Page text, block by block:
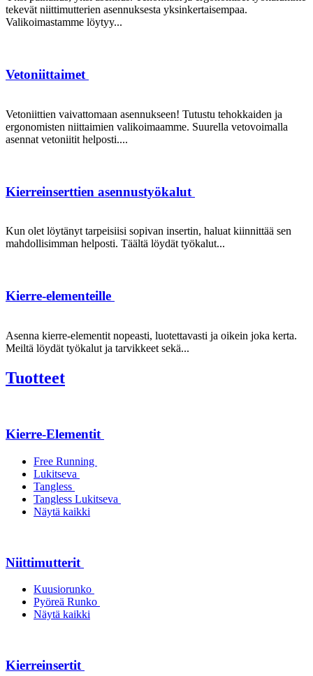
tekevät niittimutterien asennuksesta yksinkertaisempaa.
Valikoimastamme löytyy...
Vetoniittaimet
Vetoniittien vaivattomaan asennukseen! Tutustu tehokkaiden ja
ergonomisten niittaimien valikoimaamme. Suurella vetovoimalla
asennat vetoniitit helposti....
Kierreinserttien asennustyökalut
Kun olet löytänyt tarpeisiisi sopivan insertin, haluat kiinnittää sen
mahdollisimman helposti. Täältä löydät työkalut...
Kierre-elementeille
Asenna kierre-elementit nopeasti, luotettavasti ja oikein joka kerta.
Meiltä löydät työkalut ja tarvikkeet sekä...
Tuotteet
Kierre-Elementit
Free Running
Lukitseva
Tangless
Tangless Lukitseva
Näytä kaikki
Niittimutterit
Kuusiorunko
Pyöreä Runko
Näytä kaikki
Kierreinsertit